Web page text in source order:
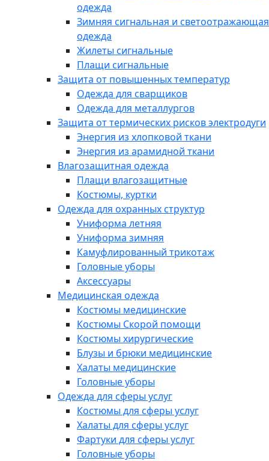
одежда
Зимняя сигнальная и светоотражающая
одежда
Жилеты сигнальные
Плащи сигнальные
Защита от повышенных температур
Одежда для сварщиков
Одежда для металлургов
Защита от термических рисков электродуги
Энергия из хлопковой ткани
Энергия из арамидной ткани
Влагозащитная одежда
Плащи влагозащитные
Костюмы, куртки
Одежда для охранных структур
Униформа летняя
Униформа зимняя
Камуфлированный трикотаж
Головные уборы
Аксессуары
Медицинская одежда
Костюмы медицинские
Костюмы Скорой помощи
Костюмы хирургические
Блузы и брюки медицинские
Халаты медицинские
Головные уборы
Одежда для сферы услуг
Костюмы для сферы услуг
Халаты для сферы услуг
Фартуки для сферы услуг
Головные уборы